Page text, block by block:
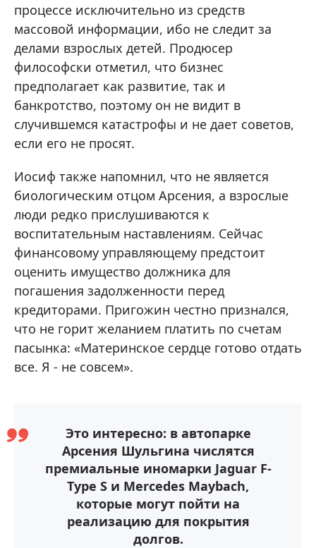
процессе исключительно из средств
массовой информации, ибо не следит за
делами взрослых детей. Продюсер
философски отметил, что бизнес
предполагает как развитие, так и
банкротство, поэтому он не видит в
случившемся катастрофы и не дает советов,
если его не просят.
Иосиф также напомнил, что не является
биологическим отцом Арсения, а взрослые
люди редко прислушиваются к
воспитательным наставлениям. Сейчас
финансовому управляющему предстоит
оценить имущество должника для
погашения задолженности перед
кредиторами. Пригожин честно признался,
что не горит желанием платить по счетам
пасынка: «Материнское сердце готово отдать
все. Я - не совсем».
Это интересно: в автопарке
Арсения Шульгина числятся
премиальные иномарки Jaguar F-
Type S и Mercedes Maybach,
которые могут пойти на
реализацию для покрытия
долгов.